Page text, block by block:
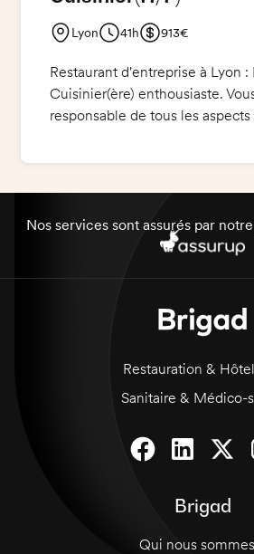
Lyon 41h 913€
Restaurant d'entreprise à Lyon
Cuisinier(ère) enthousiaste.
responsable de tous les aspects
serez également amené à
Nos services sont assurés par
Restauration &
Sanitaire & Médico-
Brigad
Qui nous